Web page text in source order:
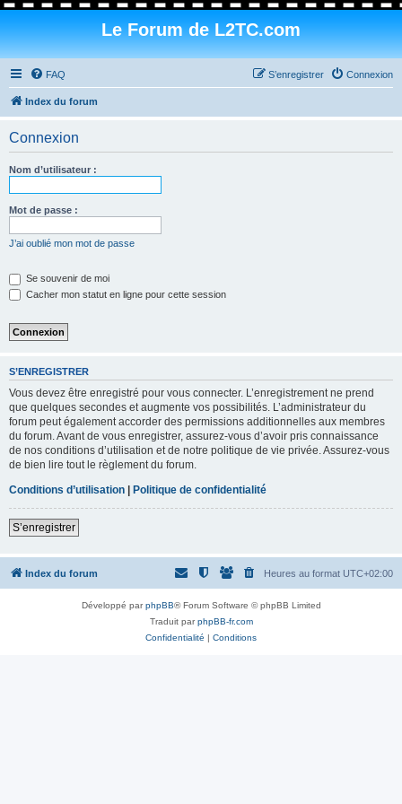
Le Forum de L2TC.com
FAQ Connexion
S’enregistrer
Index du forum
Connexion
Nom d’utilisateur :
Mot de passe :
J’ai oublié mon mot de passe
Se souvenir de moi
Cacher mon statut en ligne pour cette session
S’ENREGISTRER
Vous devez être enregistré pour vous connecter. L’enregistrement ne prend
que quelques secondes et augmente vos possibilités. L’administrateur du
forum peut également accorder des permissions additionnelles aux membres
du forum. Avant de vous enregistrer, assurez-vous d’avoir pris connaissance
de nos conditions d’utilisation et de notre politique de vie privée. Assurez-vous
de bien lire tout le règlement du forum.
Conditions d’utilisation | Politique de confidentialité
S’enregistrer
Index du forum Heures au format UTC+02:00
Développé parphpBB® Forum Software © phpBB Limited
Traduit parphpBB-fr.com
Confidentialité | Conditions